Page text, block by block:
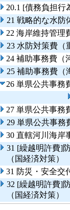
20.1 [債務負担
21 戦略的な水防
22 海岸維持管理
23 水防対策費（
24 補助事務費（
25 補助事務費（
26 単県公共事務
27 単県公共事務
29 単県公共事務
30 直轄河川海岸
31 [繰越明許費]
（国経済対策）
31 防災・安全交
32 [繰越明許費]
（国経済対策）